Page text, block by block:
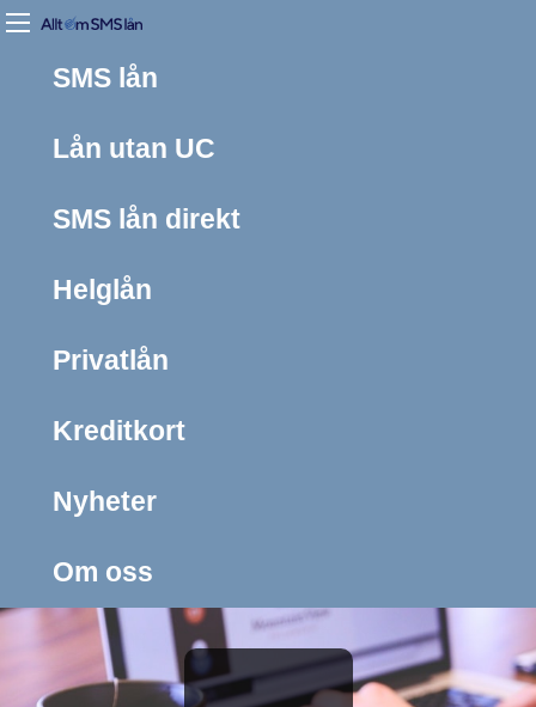
SMS lån
Lån utan UC
SMS lån direkt
Helglån
Privatlån
Kreditkort
Nyheter
Om oss